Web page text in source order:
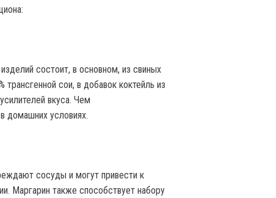
состоит, в основном, из свиных
сои, в добавок коктейль из
вкуса. Чем
домашних условиях.
сосуды и могут привести к
Маргарин также способствует набору